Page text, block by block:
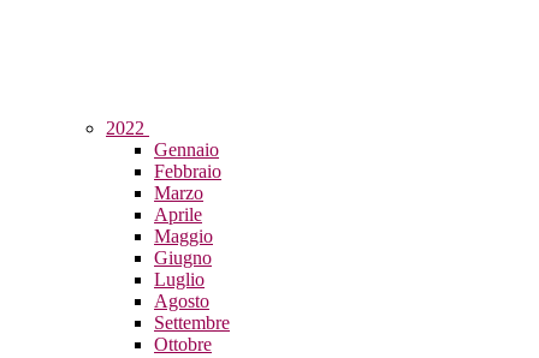
2022
Gennaio
Febbraio
Marzo
Aprile
Maggio
Giugno
Luglio
Agosto
Settembre
Ottobre